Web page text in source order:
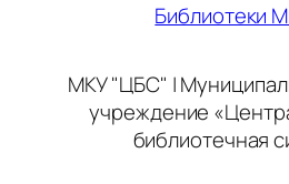
Библиотеки
МКУ "ЦБС" |
учреждение
библиотечная